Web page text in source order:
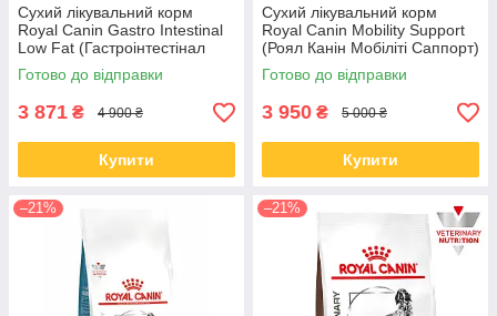
Сухий лікувальний корм
Royal Canin Gastro Intestinal
Low Fat (Гастроінтестінал
Лов Фет) для собак 12 кг
Готово до відправки
3 871 ₴ 4 900 ₴
Купити
Сухий лікувальний корм
Royal Canin Mobility Support
(Роял Канін Мобіліті Саппорт)
для собак 12 КГ
Готово до відправки
3 950 ₴ 5 000 ₴
Купити
–21% –21%